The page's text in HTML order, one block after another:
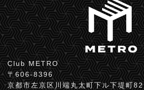
Club METRO
〒606-8396
京都市左京区川端丸太町下ル下堤町82